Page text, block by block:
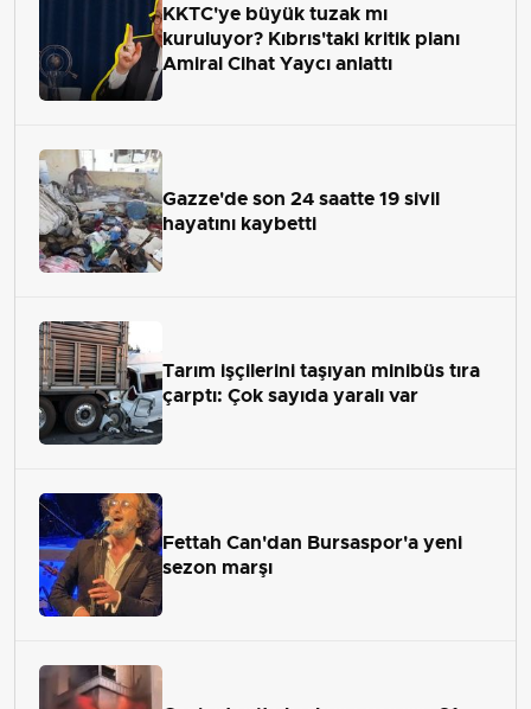
KKTC'ye büyük tuzak mı
kuruluyor? Kıbrıs'taki kritik planı
Amiral Cihat Yaycı anlattı
Gazze'de son 24 saatte 19 sivil
hayatını kaybetti
Tarım işçilerini taşıyan minibüs tıra
çarptı: Çok sayıda yaralı var
Fettah Can'dan Bursaspor'a yeni
sezon marşı